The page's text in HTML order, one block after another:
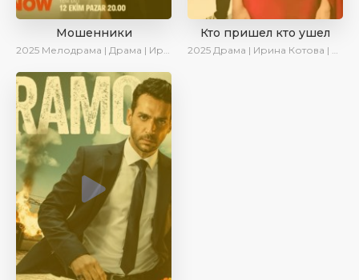
Мошенники
2025 Мелодрама | Драма | Ирина Котова | AlisaDirilis | Новинки | Сериалы 2025
Кто пришел кто ушел
2025 Драма | Ирина Котова | Новинки | Сериалы 2025